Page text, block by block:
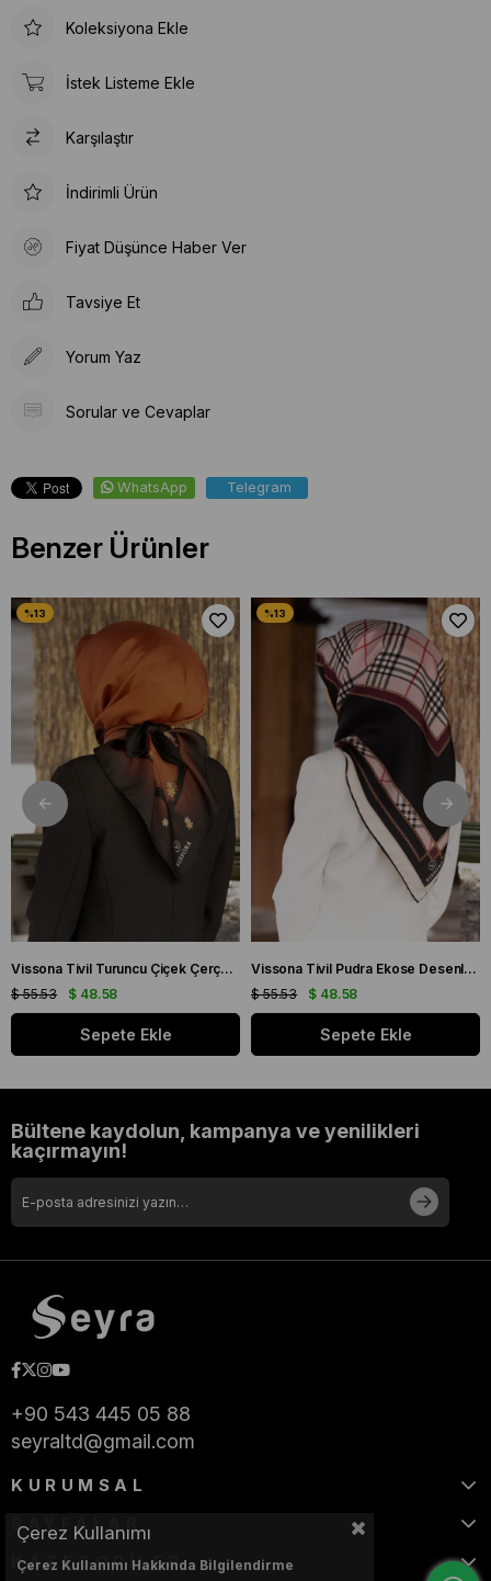
Koleksiyona Ekle
İstek Listeme Ekle
Karşılaştır
İndirimli Ürün
Fiyat Düşünce Haber Ver
Tavsiye Et
Yorum Yaz
Sorular ve Cevaplar
WhatsApp Telegram
Benzer Ürünler
Vissona Tivil Turuncu Çiçek Çerçeve Desenli İpek Eşarp 50318 - 0014 - 0001
$ 48.58
$ 55.53
Sepete Ekle
Vissona Tivil Pudra Ekose Desenli İpek Eşarp DGN 50781 - 19 - 21
$ 48.58
$ 55.53
Sepete Ekle
Bültene kaydolun, kampanya ve yenilikleri
kaçırmayın!
+90 543 445 05 88
seyraltd@gmail.com
KURUMSAL
SAYFALAR
KATEGORİLER
Çerez Kullanımı
Çerez Kullanımı Hakkında Bilgilendirme